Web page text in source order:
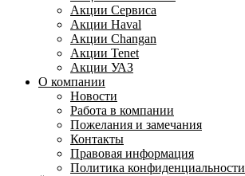
Акции Сервиса
Акции Haval
Акции Changan
Акции Tenet
Акции УАЗ
О компании
Новости
Работа в компании
Пожелания и замечания
Контакты
Правовая информация
Политика конфиденциальности